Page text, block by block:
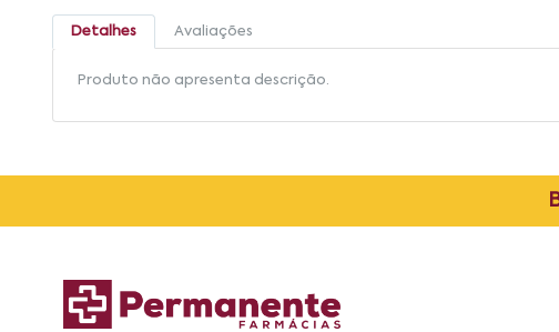
Detalhes Avaliações
Produto não apresenta descrição.